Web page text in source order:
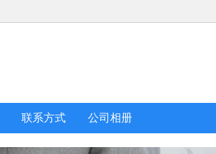
联系方式 公司相册